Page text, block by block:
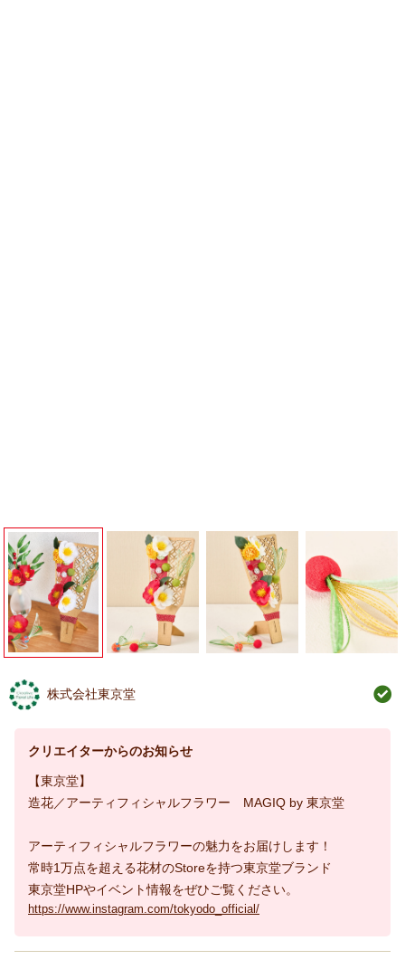
株式会社東京堂
クリエイターからのお知らせ
【東京堂】
造花／アーティフィシャルフラワー MAGIQ by 東京堂
アーティフィシャルフラワーの魅力をお届けします！
常時1万点を超える花材のStoreを持つ東京堂ブランド
東京堂HPやイベント情報をぜひご覧ください。
https://www.instagram.com/tokyodo_official/